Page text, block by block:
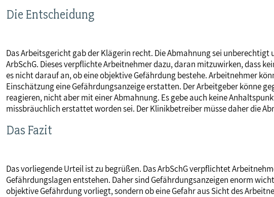
Die Entscheidung
Das Arbeitsgericht gab der Klägerin recht. Die Abmahnung sei unberechtigt
ArbSchG. Dieses verpflichte Arbeitnehmer dazu, daran mitzuwirken, dass
es nicht darauf an, ob eine objektive Gefährdung bestehe. Arbeitnehmer
Einschätzung eine Gefährdungsanzeige erstatten. Der Arbeitgeber könne
reagieren, nicht aber mit einer Abmahnung. Es gebe auch keine
missbräuchlich erstattet worden sei. Der Klinikbetreiber müsse daher die
Das Fazit
Das vorliegende Urteil ist zu begrüßen. Das ArbSchG verpflichtet
Gefährdungslagen entstehen. Daher sind Gefährdungsanzeigen enorm
objektive Gefährdung vorliegt, sondern ob eine Gefahr aus Sicht des